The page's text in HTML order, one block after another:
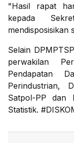
"Hasil rapat
kepada
mendisposisikan
Selain
perwakilan
Pendapatan
Perindustrian,
Satpol-PP dan
Statistik.